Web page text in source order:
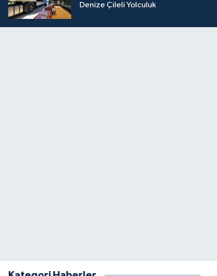
Denize Çileli Yolculuk